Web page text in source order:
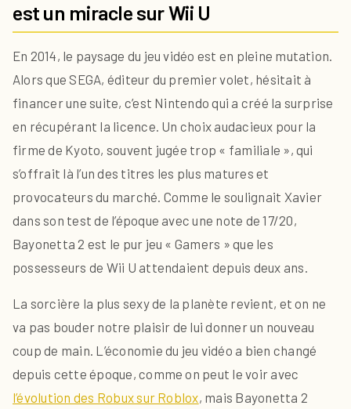
est un miracle sur Wii U
En 2014, le paysage du jeu vidéo est en pleine mutation.
Alors que SEGA, éditeur du premier volet, hésitait à
financer une suite, c’est Nintendo qui a créé la surprise
en récupérant la licence. Un choix audacieux pour la
firme de Kyoto, souvent jugée trop « familiale », qui
s’offrait là l’un des titres les plus matures et
provocateurs du marché. Comme le soulignait Xavier
dans son test de l’époque avec une note de 17/20,
Bayonetta 2 est le pur jeu « Gamers » que les
possesseurs de Wii U attendaient depuis deux ans.
La sorcière la plus sexy de la planète revient, et on ne
va pas bouder notre plaisir de lui donner un nouveau
coup de main. L’économie du jeu vidéo a bien changé
depuis cette époque, comme on peut le voir avec
l’évolution des Robux sur Roblox, mais Bayonetta 2